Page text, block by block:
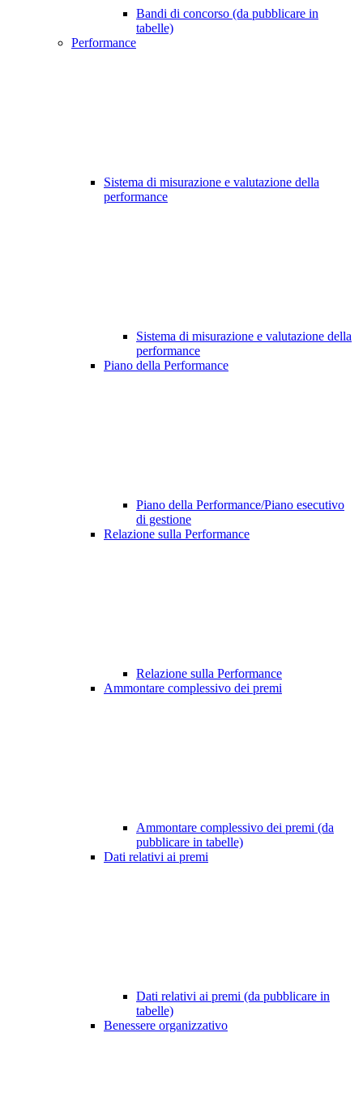
Bandi di concorso (da pubblicare in
tabelle)
Performance
Sistema di misurazione e valutazione della
performance
Sistema di misurazione e valutazione della
performance
Piano della Performance
Piano della Performance/Piano esecutivo
di gestione
Relazione sulla Performance
Relazione sulla Performance
Ammontare complessivo dei premi
Ammontare complessivo dei premi (da
pubblicare in tabelle)
Dati relativi ai premi
Dati relativi ai premi (da pubblicare in
tabelle)
Benessere organizzativo